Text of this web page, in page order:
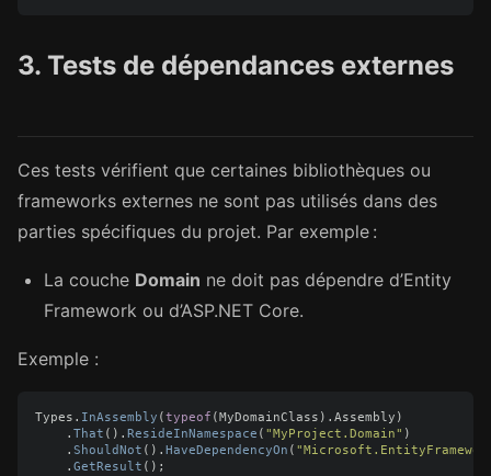
3. Tests de dépendances externes
Ces tests vérifient que certaines bibliothèques ou
frameworks externes ne sont pas utilisés dans des
parties spécifiques du projet. Par exemple :
La couche Domain ne doit pas dépendre d’Entity
Framework ou d’ASP.NET Core.
Exemple :
Types . InAssembly ( typeof ( MyDomainClass ). Assembly )
. That (). ResideInNamespace ( "MyProject.Domain" )
. ShouldNot (). HaveDependencyOn (
. GetResult ();